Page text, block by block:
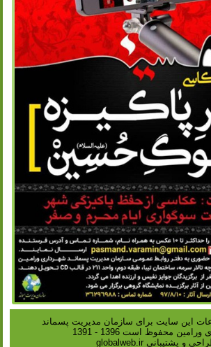
این سایت براى سازمان مدیریت پسماند
محفوظ است 1396 - 1391
و پشتیبانیglobalweb.ir